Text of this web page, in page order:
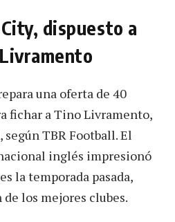
dispuesto a
una oferta de 40
fichar a Tino Livramento,
TBR Football. El
inglés impresionó
la temporada pasada,
los mejores clubes.